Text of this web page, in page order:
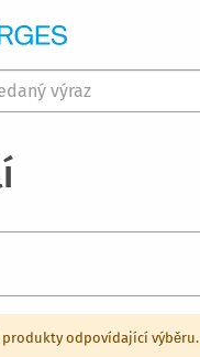
produkty odpovídající výběru.